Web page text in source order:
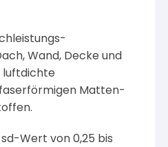
Wand, Decke und
luftdichte
Matten-
Wert von 0,25 bis